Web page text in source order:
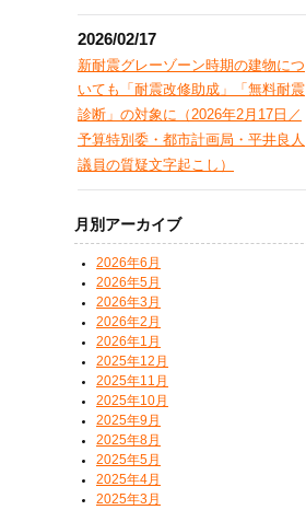
2026/02/17
新耐震グレーゾーン時期の建物につ
いても「耐震改修助成」「無料耐震
診断」の対象に（2026年2月17日／
予算特別委・都市計画局・平井良人
議員の質疑文字起こし）
月別アーカイブ
2026年6月
2026年5月
2026年3月
2026年2月
2026年1月
2025年12月
2025年11月
2025年10月
2025年9月
2025年8月
2025年5月
2025年4月
2025年3月